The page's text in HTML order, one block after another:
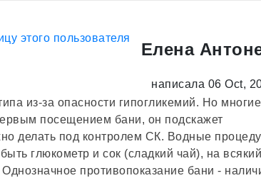
Елена
написала 06 Oct,
из-за опасности гипогликемий. Но многие
посещением бани, он подскажет
делать под контролем СК. Водные
глюкометр и сок (сладкий чай), на всякий
противопоказание бани -